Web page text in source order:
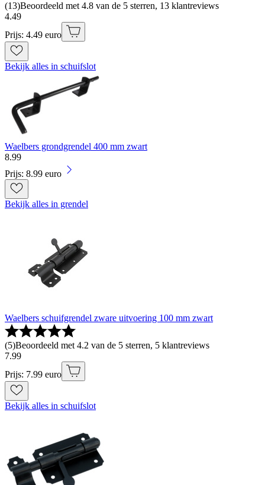
(13)Beoordeeld met 4.8 van de 5 sterren, 13 klantreviews
4.49
Prijs: 4.49 euro
Bekijk alles in schuifslot
Waelbers grondgrendel 400 mm zwart
8.99
Prijs: 8.99 euro
Bekijk alles in grendel
Waelbers schuifgrendel zware uitvoering 100 mm zwart
(5)Beoordeeld met 4.2 van de 5 sterren, 5 klantreviews
7.99
Prijs: 7.99 euro
Bekijk alles in schuifslot